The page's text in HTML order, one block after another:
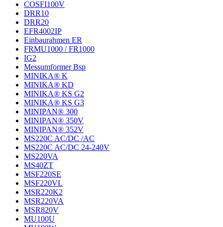
COSFI100V
DRR10
DRR20
EFR4002IP
Einbaurahmen ER
FRMU1000 / FR1000
IG2
Messumformer Bsp
MINIKA® K
MINIKA® KD
MINIKA® KS G2
MINIKA® KS G3
MINIPAN® 300
MINIPAN® 350V
MINIPAN® 352V
MS220C AC/DC /AC
MS220C AC/DC 24-240V
MS220VA
MS40ZT
MSF220SE
MSF220VL
MSR220K2
MSR220VA
MSR820V
MU100U